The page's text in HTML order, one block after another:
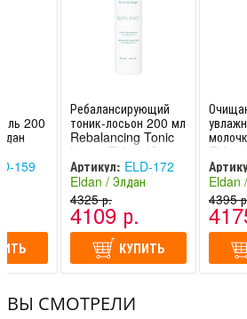
200
159
Ребалансирующий
тоник-лосьон 200 мл
Rebalancing Tonic
Lotion Eldan / Элдан
Артикул: ELD-172
Eldan / Элдан
(Швейцария -
Италия)
4325 р.
4109 р.
КУПИТЬ
Eldan
Элдан
Eldan
4395
ВЫ СМОТРЕЛИ